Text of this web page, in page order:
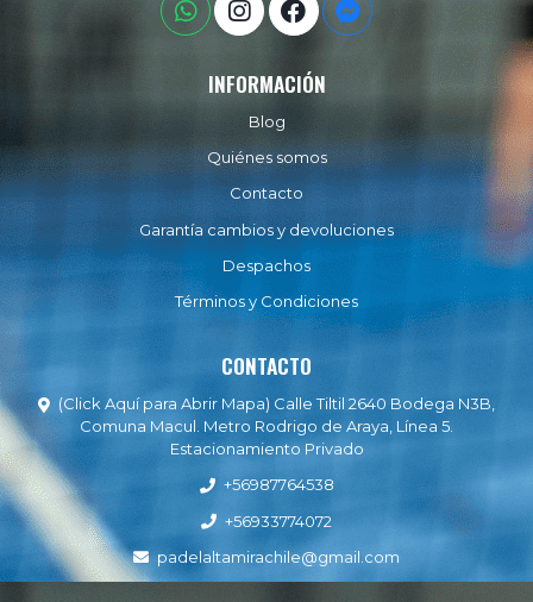
INFORMACIÓN
Blog
Quiénes somos
Contacto
Garantía cambios y devoluciones
Despachos
Términos y Condiciones
CONTACTO
(Click Aquí para Abrir Mapa) Calle Tiltil 2640 Bodega N3B,
Comuna Macul. Metro Rodrigo de Araya, Línea 5.
Estacionamiento Privado
+56987764538
+56933774072
padelaltamirachile@gmail.com